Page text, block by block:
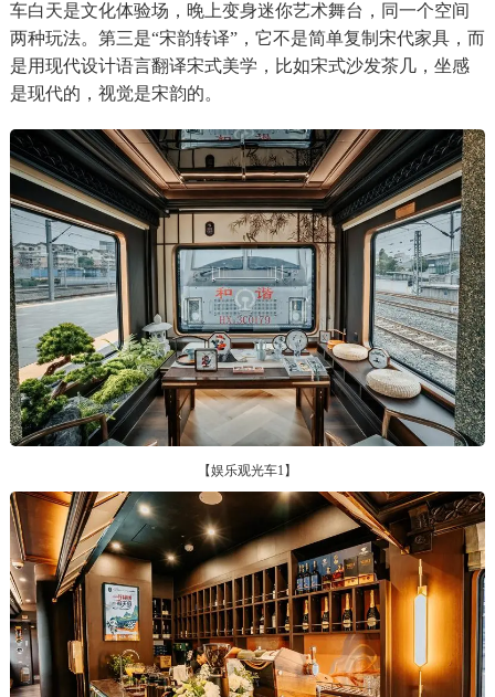
车白天是文化体验场，晚上变身迷你艺术舞台，同一个空间
两种玩法。第三是“宋韵转译”，它不是简单复制宋代家具，而
是用现代设计语言翻译宋式美学，比如宋式沙发茶几，坐感
是现代的，视觉是宋韵的。
【娱乐观光车1】